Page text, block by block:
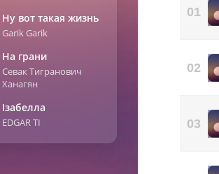
Ну вот такая жизнь
Garik Garik
На грани
Севак Тигранович
Ханагян
Ізабелла
EDGAR TI
01
02
03